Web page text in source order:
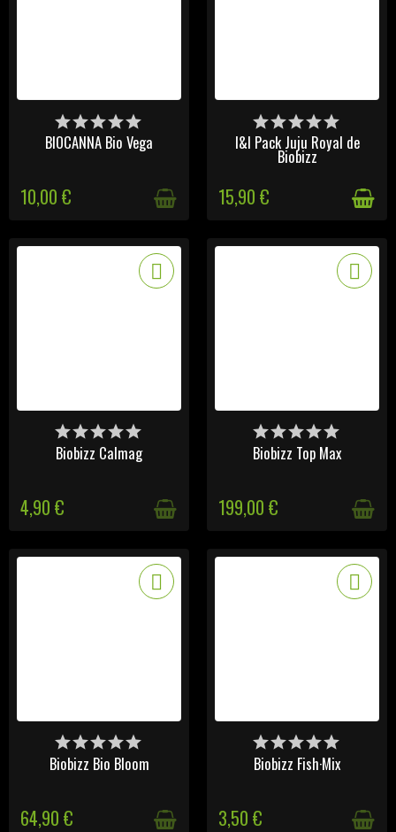
DERNIERS ARTICLES EN
STOCK
BIOCANNA Bio Vega
10,00 €
DERNIERS ARTICLES EN
STOCK
I&I Pack Juju Royal de
Biobizz
15,90 €
DERNIERS ARTICLES EN
STOCK
Biobizz Calmag
4,90 €
DERNIERS ARTICLES EN
STOCK
Biobizz Top Max
199,00 €
DERNIERS ARTICLES EN
STOCK
Biobizz Bio Bloom
64,90 €
DERNIERS ARTICLES EN
STOCK
Biobizz Fish·Mix
3,50 €